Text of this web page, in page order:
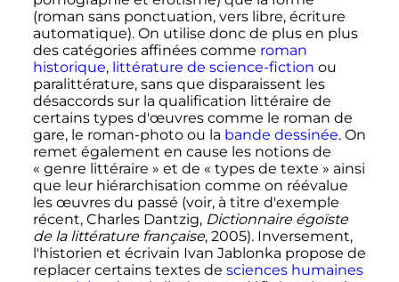
(roman sans ponctuation, vers libre, écriture
automatique). On utilise donc de plus en plus
des catégories affinées comme roman
historique, littérature de science-fiction ou
paralittérature, sans que disparaissent les
désaccords sur la qualification littéraire de
certains types d'œuvres comme le roman de
gare, le roman-photo ou la bande dessinée. On
remet également en cause les notions de
« genre littéraire » et de « types de texte » ainsi
que leur hiérarchisation comme on réévalue
les œuvres du passé (voir, à titre d'exemple
récent, Charles Dantzig, Dictionnaire égoïste
de la littérature française, 2005). Inversement,
l'historien et écrivain Ivan Jablonka propose de
replacer certains textes de sciences humaines